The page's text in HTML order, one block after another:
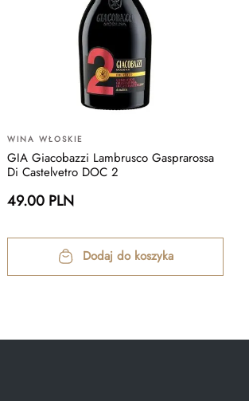
WINA WŁOSKIE
GIA Giacobazzi Lambrusco Gasprarossa
Di Castelvetro DOC 2
49.00 PLN
Dodaj do koszyka